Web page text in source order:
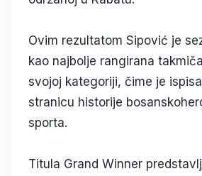
Ovim rezultatom Sipović je
kao najbolje rangirana
svojoj kategoriji, čime je
stranicu historije
sporta.
Titula Grand Winner